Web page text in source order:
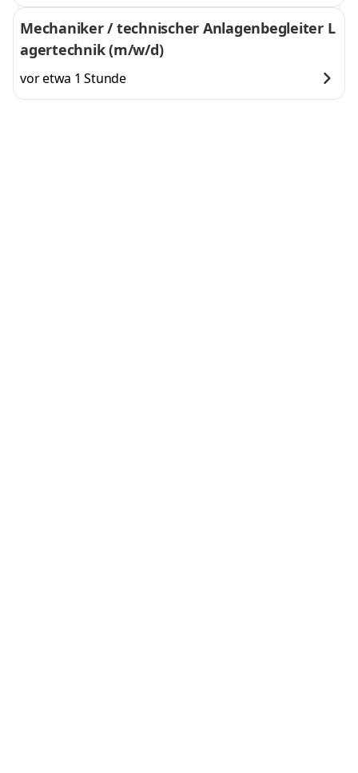
Mechaniker / technischer Anlagenbegleiter L
agertechnik (m/w/d)
vor etwa 1 Stunde